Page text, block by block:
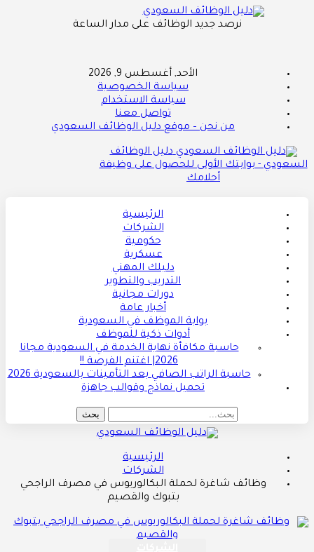
نرصد جديد الوظائف على مدار الساعة
الأحد, أغسطس 9, 2026
سياسة الخصوصية
سياسة الاستخدام
تواصل معنا
من نحن – موقع دليل الوظائف السعودي
دليل الوظائف
السعودي - بوابتك الأولى للحصول على وظيفة
أحلامك
الرئيسية
الشركات
حكومية
عسكرية
دليلك المهني
التدريب والتطوير
دورات مجانية
أخبار عامة
بوابة الموظف في السعودية
أدوات ذكية للموظف
حاسبة مكافأة نهاية الخدمة في السعودية مجانا
2026| اغتنم الفرصة !!
حاسبة الراتب الصافي بعد التأمينات بالسعودية 2026
تحميل نماذج وقوالب جاهزة
الرئيسية
الشركات
وظائف شاغرة لحملة البكالوريوس في مصرف الراجحي
بتبوك والقصيم